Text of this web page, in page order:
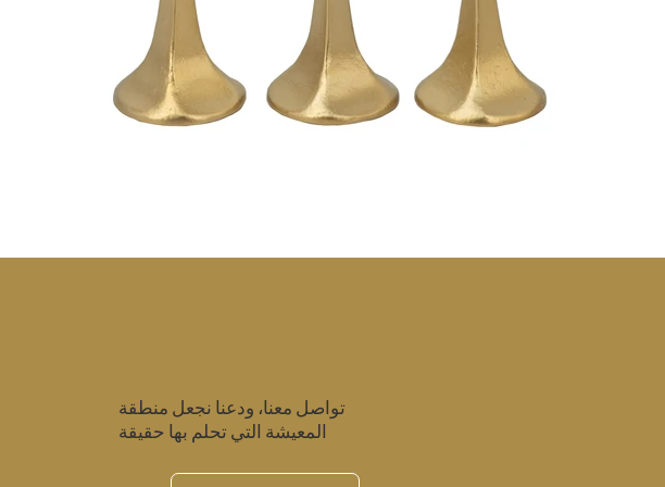
تواصل معنا، ودعنا نجعل منطقة
المعيشة التي تحلم بها حقيقة